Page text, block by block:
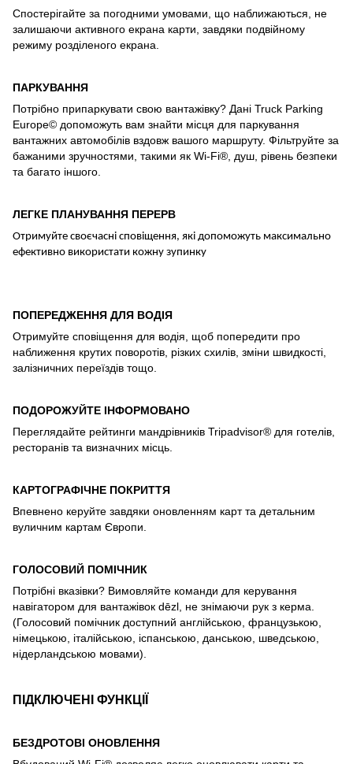
Спостерігайте за погодними умовами, що наближаються, не
залишаючи активного екрана карти, завдяки подвійному
режиму розділеного екрана.
ПАРКУВАННЯ
Потрібно припаркувати свою вантажівку? Дані Truck Parking
Europe© допоможуть вам знайти місця для паркування
вантажних автомобілів вздовж вашого маршруту. Фільтруйте за
бажаними зручностями, такими як Wi-Fi®, душ, рівень безпеки
та багато іншого.
ЛЕГКЕ ПЛАНУВАННЯ ПЕРЕРВ
Отримуйте своєчасні сповіщення, які допоможуть максимально
ефективно використати кожну зупинку
ПОПЕРЕДЖЕННЯ ДЛЯ ВОДІЯ
Отримуйте сповіщення для водія, щоб попередити про
наближення крутих поворотів, різких схилів, зміни швидкості,
залізничних переїздів тощо.
ПОДОРОЖУЙТЕ ІНФОРМОВАНО
Переглядайте рейтинги мандрівників Tripadvisor® для готелів,
ресторанів та визначних місць.
КАРТОГРАФІЧНЕ ПОКРИТТЯ
Впевнено керуйте завдяки оновленням карт та детальним
вуличним картам Європи.
ГОЛОСОВИЙ ПОМІЧНИК
Потрібні вказівки? Вимовляйте команди для керування
навігатором для вантажівок dēzl, не знімаючи рук з керма.
(Голосовий помічник доступний англійською, французькою,
німецькою, італійською, іспанською, данською, шведською,
нідерландською мовами).
ПІДКЛЮЧЕНІ ФУНКЦІЇ
БЕЗДРОТОВІ ОНОВЛЕННЯ